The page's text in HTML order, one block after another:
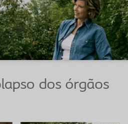
dos órgãos